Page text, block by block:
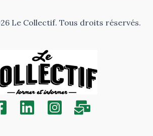
Le Collectif. Tous droits réservés.